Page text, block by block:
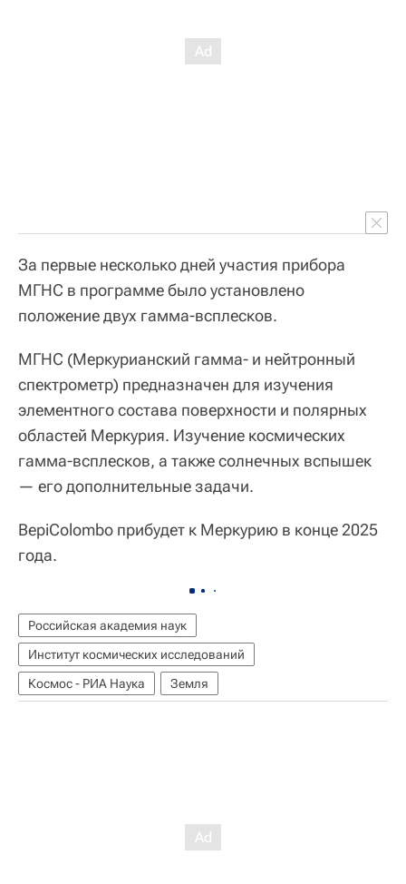
За первые несколько дней участия прибора
МГНС в программе было установлено
положение двух гамма-всплесков.
МГНС (Меркурианский гамма- и нейтронный
спектрометр) предназначен для изучения
элементного состава поверхности и полярных
областей Меркурия. Изучение космических
гамма-всплесков, а также солнечных вспышек
— его дополнительные задачи.
BepiColombo прибудет к Меркурию в конце 2025
года.
Российская академия наук
Институт космических исследований
Космос - РИА Наука
Земля